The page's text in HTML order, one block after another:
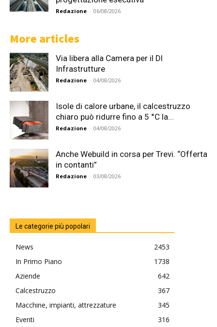
Redazione - 06/08/2026
More articles
Via libera alla Camera per il Dl
Infrastrutture
Redazione - 04/08/2026
Isole di calore urbane, il calcestruzzo
chiaro può ridurre fino a 5 °C la...
Redazione - 04/08/2026
Anche Webuild in corsa per Trevi. “Offerta
in contanti”
Redazione - 03/08/2026
Le categorie più popolari
News
2453
In Primo Piano
1738
Aziende
642
Calcestruzzo
367
Macchine, impianti, attrezzature
345
Eventi
316